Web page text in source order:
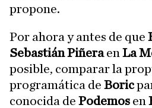
propone.
Por ahora y antes de que
Sebastián Piñeraen La
posible, comparar la
programática de Boric
conocida de Podemos en